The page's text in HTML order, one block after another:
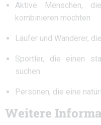
Aktive Menschen,
kombinieren möchten
Läufer und Wanderer,
Sportler, die einen
suchen
Personen, die eine
Weitere